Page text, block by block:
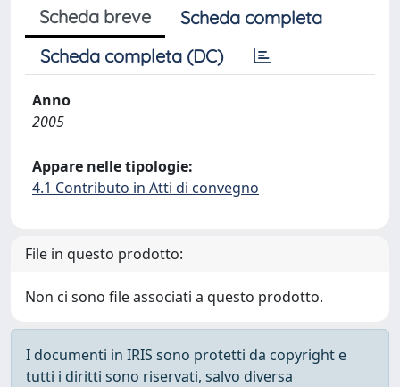
Scheda breve
Scheda completa
Scheda completa (DC)
Anno
2005
Appare nelle tipologie:
4.1 Contributo in Atti di convegno
File in questo prodotto:
Non ci sono file associati a questo prodotto.
I documenti in IRIS sono protetti da copyright e
tutti i diritti sono riservati, salvo diversa